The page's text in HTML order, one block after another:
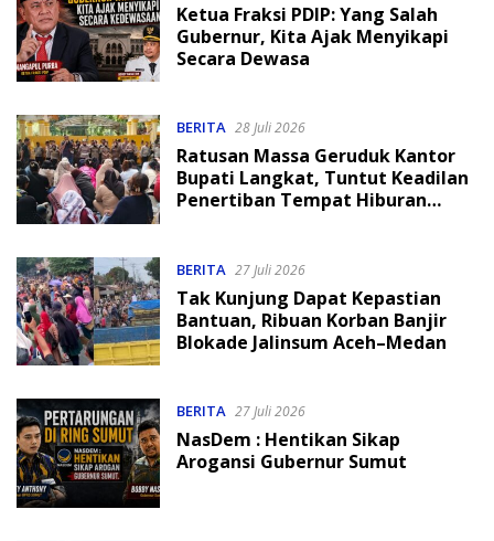
Ketua Fraksi PDIP: Yang Salah
Gubernur, Kita Ajak Menyikapi
Secara Dewasa
BERITA 28 Juli 2026
Ratusan Massa Geruduk Kantor
Bupati Langkat, Tuntut Keadilan
Penertiban Tempat Hiburan
BERITA 27 Juli 2026
Tak Kunjung Dapat Kepastian
Bantuan, Ribuan Korban Banjir
Blokade Jalinsum Aceh–Medan
BERITA 27 Juli 2026
NasDem : Hentikan Sikap
Arogansi Gubernur Sumut